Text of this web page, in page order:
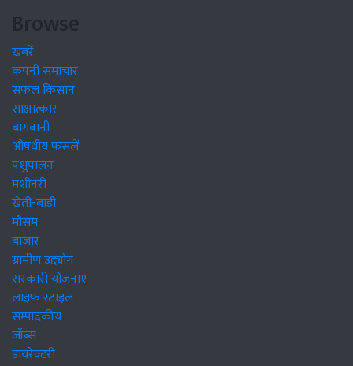
Browse
खबरें
कंपनी समाचार
सफल किसान
साक्षात्कार
बागवानी
औषधीय फसलें
पशुपालन
मशीनरी
खेती-बाड़ी
मौसम
बाजार
ग्रामीण उद्द्योग
सरकारी योजनाएं
लाइफ स्टाइल
सम्पादकीय
जॉब्स
डायरेक्टरी